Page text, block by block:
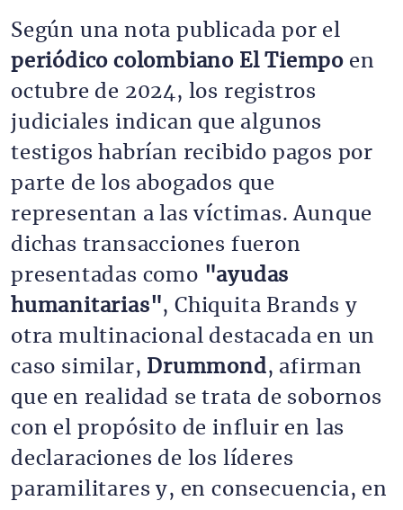
Según una nota publicada por el
periódico colombiano El Tiempo en
octubre de 2024, los registros
judiciales indican que algunos
testigos habrían recibido pagos por
parte de los abogados que
representan a las víctimas. Aunque
dichas transacciones fueron
presentadas como "ayudas
humanitarias", Chiquita Brands y
otra multinacional destacada en un
caso similar, Drummond, afirman
que en realidad se trata de sobornos
con el propósito de influir en las
declaraciones de los líderes
paramilitares y, en consecuencia, en